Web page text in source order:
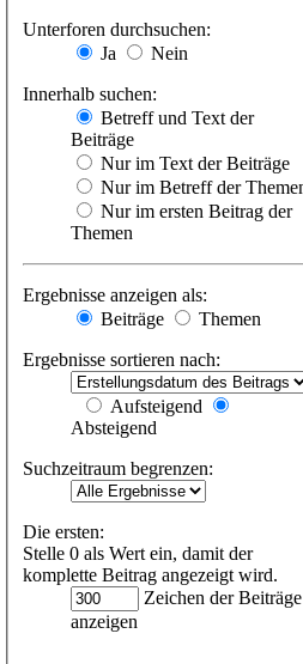
Unterforen durchsuchen:
Ja
Nein
Innerhalb suchen:
Betreff und Text der
Beiträge
Nur im Text der Beiträge
Nur im Betreff der
Nur im ersten Beitrag der
Themen
Ergebnisse anzeigen als:
Beiträge
Themen
Ergebnisse sortieren nach:
Aufsteigend
Absteigend
Suchzeitraum begrenzen:
Die ersten:
Stelle 0 als Wert ein, damit der
komplette Beitrag angezeigt wird.
Zeichen der Beiträge
anzeigen